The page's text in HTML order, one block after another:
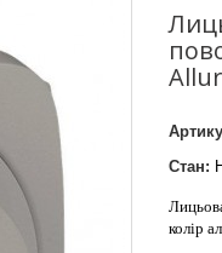
Classic
Life
Стан:
колір